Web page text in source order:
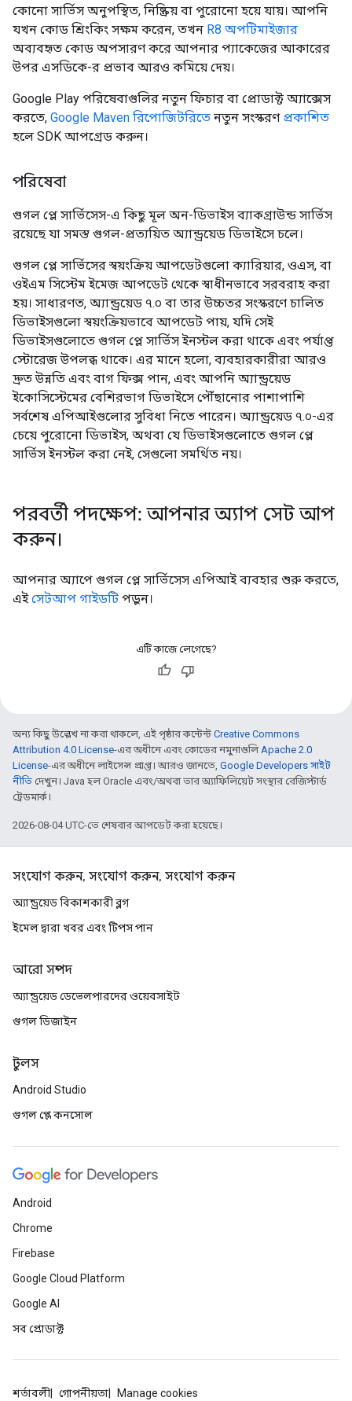
কোনো সার্ভিস অনুপস্থিত, নিষ্ক্রিয় বা পুরোনো হয়ে যায়। আপনি
যখন কোড শ্রিংকিং সক্ষম করেন, তখন R8 অপটিমাইজার
অব্যবহৃত কোড অপসারণ করে আপনার প্যাকেজের আকারের
উপর এসডিকে-র প্রভাব আরও কমিয়ে দেয়।
Google Play পরিষেবাগুলির নতুন ফিচার বা প্রোডাক্ট অ্যাক্সেস
করতে, Google Maven রিপোজিটরিতে নতুন সংস্করণ প্রকাশিত
হলে SDK আপগ্রেড করুন।
পরিষেবা
গুগল প্লে সার্ভিসেস-এ কিছু মূল অন-ডিভাইস ব্যাকগ্রাউন্ড সার্ভিস
রয়েছে যা সমস্ত গুগল-প্রত্যয়িত অ্যান্ড্রয়েড ডিভাইসে চলে।
গুগল প্লে সার্ভিসের স্বয়ংক্রিয় আপডেটগুলো ক্যারিয়ার, ওএস, বা
ওইএম সিস্টেম ইমেজ আপডেট থেকে স্বাধীনভাবে সরবরাহ করা
হয়। সাধারণত, অ্যান্ড্রয়েড ৭.০ বা তার উচ্চতর সংস্করণে চালিত
ডিভাইসগুলো স্বয়ংক্রিয়ভাবে আপডেট পায়, যদি সেই
ডিভাইসগুলোতে গুগল প্লে সার্ভিস ইনস্টল করা থাকে এবং পর্যাপ্ত
স্টোরেজ উপলব্ধ থাকে। এর মানে হলো, ব্যবহারকারীরা আরও
দ্রুত উন্নতি এবং বাগ ফিক্স পান, এবং আপনি অ্যান্ড্রয়েড
ইকোসিস্টেমের বেশিরভাগ ডিভাইসে পৌঁছানোর পাশাপাশি
সর্বশেষ এপিআইগুলোর সুবিধা নিতে পারেন। অ্যান্ড্রয়েড ৭.০-এর
চেয়ে পুরোনো ডিভাইস, অথবা যে ডিভাইসগুলোতে গুগল প্লে
সার্ভিস ইনস্টল করা নেই, সেগুলো সমর্থিত নয়।
পরবর্তী পদক্ষেপ: আপনার অ্যাপ সেট আপ
করুন।
আপনার অ্যাপে গুগল প্লে সার্ভিসেস এপিআই ব্যবহার শুরু করতে,
এইসেটআপ গাইডটি পড়ুন।
এটি কাজে লেগেছে?
অন্য কিছু উল্লেখ না করা থাকলে, এই পৃষ্ঠার কন্টেন্ট Creative Commons
Attribution 4.0 License-এর অধীনে এবং কোডের নমুনাগুলি Apache 2.0
License-এর অধীনে লাইসেন্স প্রাপ্ত। আরও জানতে, Google Developers সাইট
নীতি দেখুন। Java হল Oracle এবং/অথবা তার অ্যাফিলিয়েট সংস্থার রেজিস্টার্ড
ট্রেডমার্ক।
2026-08-04 UTC-তে শেষবার আপডেট করা হয়েছে।
সংযোগ করুন, সংযোগ করুন, সংযোগ করুন
অ্যান্ড্রয়েড বিকাশকারী ব্লগ
ইমেল দ্বারা খবর এবং টিপস পান
আরো সম্পদ
অ্যান্ড্রয়েড ডেভেলপারদের ওয়েবসাইট
গুগল ডিজাইন
টুলস
Android Studio
গুগল প্লে কনসোল
Android
Chrome
Firebase
Google Cloud Platform
Google AI
সব প্রোডাক্ট
শর্তাবলী গোপনীয়তা Manage cookies